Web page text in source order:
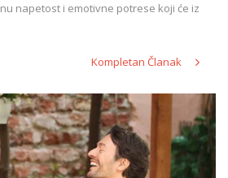
napetost i emotivne potrese koji će iz
Kompletan Članak